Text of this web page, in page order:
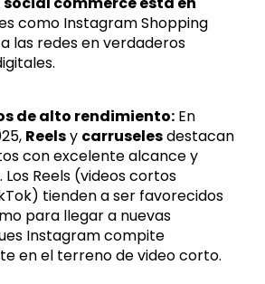
como Instagram Shopping
las redes en verdaderos
de alto rendimiento: En
Reelsy carruselesdestacan
con excelente alcance y
Reels (videos cortos
tienden a ser favorecidos
para llegar a nuevas
Instagram compite
en el terreno de video corto.